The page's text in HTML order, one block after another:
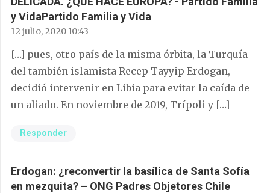
y VidaPartido Familia y Vida
12 julio, 2020 10:43
[…] pues, otro país de la misma órbita, la Turquía
del también islamista Recep Tayyip Erdogan,
decidió intervenir en Libia para evitar la caída de
un aliado. En noviembre de 2019, Trípoli y […]
Responder
Erdogan: ¿reconvertir la basílica de Santa Sofía
en mezquita? – ONG Padres Objetores Chile